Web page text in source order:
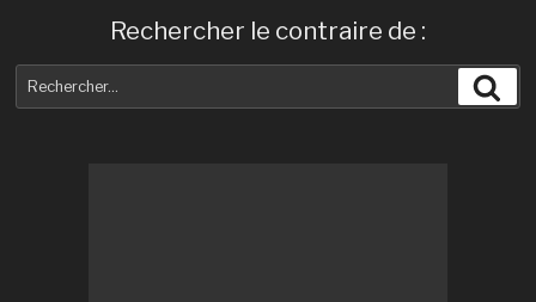
Rechercher le contraire de :
pour
: